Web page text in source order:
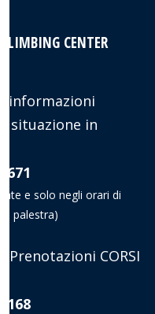
CENTER
informazioni
situazione in
671
e solo negli orari di
palestra)
Prenotazioni CORSI
168